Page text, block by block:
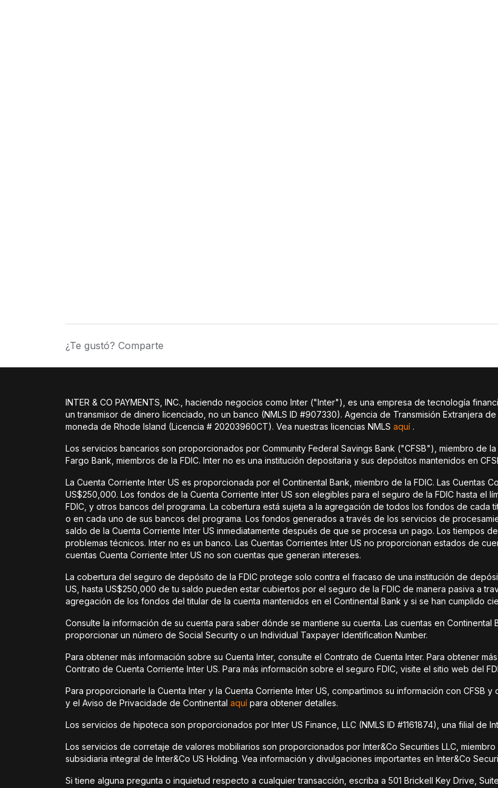
¿Te gustó? Comparte
INTER & CO PAYMENTS, INC., haciendo negocios como Inter ("Inter"), es una empresa de tecnología
un transmisor de dinero licenciado, no un banco (NMLS ID #907330). Agencia de Transmisión Extranjera
moneda de Rhode Island (Licencia # 20203960CT). Vea nuestras licencias NMLS aquí .
Los servicios bancarios son proporcionados por Community Federal Savings Bank ("CFSB"), miembro de
Fargo Bank, miembros de la FDIC. Inter no es una institución depositaria y sus depósitos mantenidos en
La Cuenta Corriente Inter US es proporcionada por el Continental Bank, miembro de la FDIC. Las Cuentas
US$250,000. Los fondos de la Cuenta Corriente Inter US son elegibles para el seguro de la FDIC hasta el
FDIC, y otros bancos del programa. La cobertura está sujeta a la agregación de todos los fondos de cada
o en cada uno de sus bancos del programa. Los fondos generados a través de los servicios de
saldo de la Cuenta Corriente Inter US inmediatamente después de que se procesa un pago. Los tiempos
problemas técnicos. Inter no es un banco. Las Cuentas Corrientes Inter US no proporcionan estados de
cuentas Cuenta Corriente Inter US no son cuentas que generan intereses.
La cobertura del seguro de depósito de la FDIC protege solo contra el fracaso de una institución de
US, hasta US$250,000 de tu saldo pueden estar cubiertos por el seguro de la FDIC de manera pasiva a
agregación de los fondos del titular de la cuenta mantenidos en el Continental Bank y si se han cumplido
Consulte la información de su cuenta para saber dónde se mantiene su cuenta. Las cuentas en Continental
proporcionar un número de Social Security o un Individual Taxpayer Identification Number.
Para obtener más información sobre su Cuenta Inter, consulte el Contrato de Cuenta Inter. Para obtener
Contrato de Cuenta Corriente Inter US. Para más información sobre el seguro FDIC, visite el sitio web del
Para proporcionarle la Cuenta Inter y la Cuenta Corriente Inter US, compartimos su información con CFSB
y el Aviso de Privacidade de Continental aquí para obtener detalles.
Los servicios de hipoteca son proporcionados por Inter US Finance, LLC (NMLS ID #1161874), una filial de
Los servicios de corretaje de valores mobiliarios son proporcionados por Inter&Co Securities LLC, miembro
subsidiaria integral de Inter&Co US Holding. Vea información y divulgaciones importantes en Inter&Co
Si tiene alguna pregunta o inquietud respecto a cualquier transacción, escriba a 501 Brickell Key Drive,